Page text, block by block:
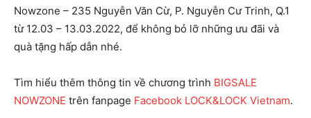
Nowzone – 235 Nguyễn Văn Cừ, P. Nguyễn Cư Trinh, Q.1
từ 12.03 – 13.03.2022, để không bỏ lỡ những ưu đãi và
quà tặng hấp dẫn nhé.
Tìm hiểu thêm thông tin về chương trình BIGSALE
NOWZONE trên fanpage Facebook LOCK&LOCK Vietnam.